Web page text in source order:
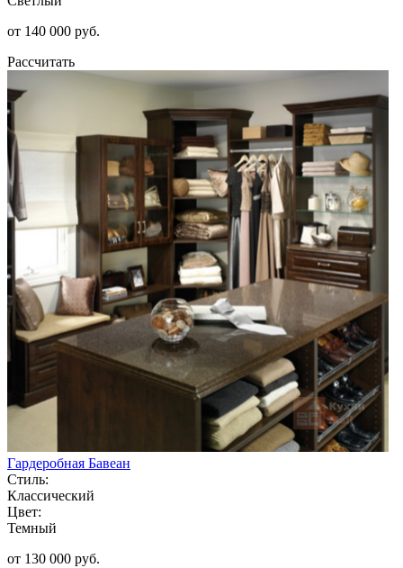
от 140 000 руб.
Рассчитать
Гардеробная Бавеан
Стиль:
Классический
Цвет:
Темный
от 130 000 руб.